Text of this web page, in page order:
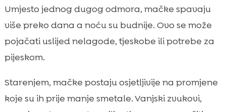
Umjesto jednog dugog odmora, mačke spavaju
više preko dana a noću su budnije. Ovo se može
pojačati uslijed nelagode, tjeskobe ili potrebe za
pijeskom.
Starenjem, mačke postaju osjetljivije na promjene
koje su ih prije manje smetale. Vanjski zvukovi,